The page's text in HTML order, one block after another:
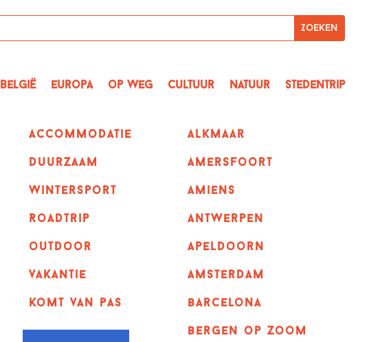
België Europa op Weg Cultuur Natuur Stedentrip
Accommodatie
Duurzaam
wintersport
Roadtrip
outdoor
vakantie
komt van pas
alkmaar
amersfoort
amiens
Antwerpen
apeldoorn
Amsterdam
barcelona
bergen op zoom